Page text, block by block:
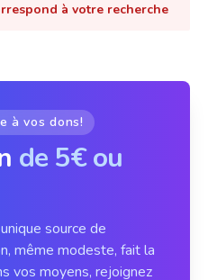
à votre recherche
à vos dons!
de 5€ ou
source de
même modeste, fait la
vos moyens, rejoignez